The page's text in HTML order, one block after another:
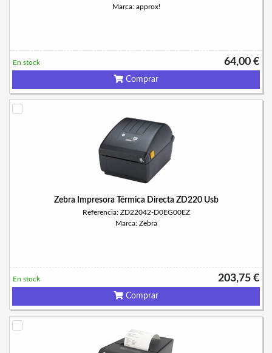
Marca: approx!
64,00 €
En stock
Comprar
Zebra Impresora Térmica Directa ZD220 Usb
Referencia: ZD22042-D0EG00EZ
Marca: Zebra
203,75 €
En stock
Comprar